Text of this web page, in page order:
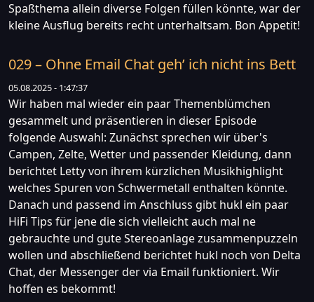
Spaßthema allein diverse Folgen füllen könnte, war der
kleine Ausflug bereits recht unterhaltsam. Bon Appetit!
029 – Ohne Email Chat geh’ ich nicht ins Bett
05.08.2025 - 1:47:37
Wir haben mal wieder ein paar Themenblümchen
gesammelt und präsentieren in dieser Episode
folgende Auswahl: Zunächst sprechen wir über's
Campen, Zelte, Wetter und passender Kleidung, dann
berichtet Letty von ihrem kürzlichen Musikhighlight
welches Spuren von Schwermetall enthalten könnte.
Danach und passend im Anschluss gibt hukl ein paar
HiFi Tips für jene die sich vielleicht auch mal ne
gebrauchte und gute Stereoanlage zusammenpuzzeln
wollen und abschließend berichtet hukl noch von Delta
Chat, der Messenger der via Email funktioniert. Wir
hoffen es bekommt!